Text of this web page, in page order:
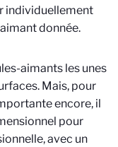
individuellement
donnée.
aimants les unes
Mais, pour
encore, il
pour
avec un